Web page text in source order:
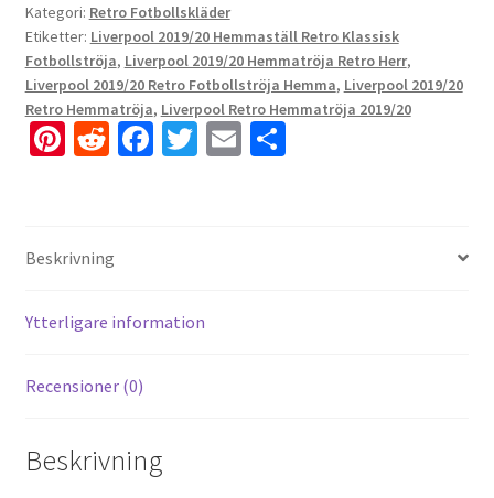
Kategori: Retro Fotbollskläder
Etiketter: Liverpool 2019/20 Hemmaställ Retro Klassisk
Fotbollströja, Liverpool 2019/20 Hemmatröja Retro Herr,
Liverpool 2019/20 Retro Fotbollströja Hemma, Liverpool 2019/20
Retro Hemmatröja, Liverpool Retro Hemmatröja 2019/20
Pi
es
R
di
t
Fa
k
T E D
Beskrivning
Ytterligare information
Recensioner (0)
Beskrivning